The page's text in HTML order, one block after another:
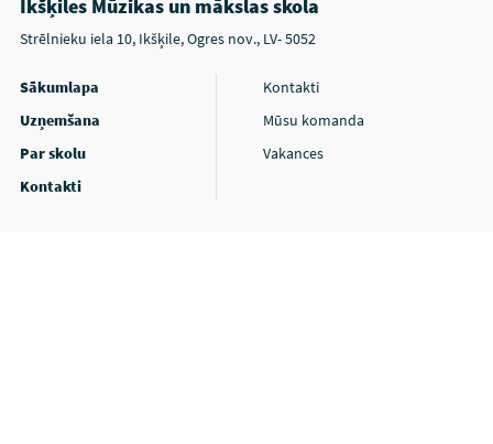
Ikšķiles Mūzikas un mākslas skola
Strēlnieku iela 10, Ikšķile, Ogres nov., LV- 5052
Sākumlapa
Uzņemšana
Par skolu
Kontakti
Kontakti
Mūsu komanda
Vakances